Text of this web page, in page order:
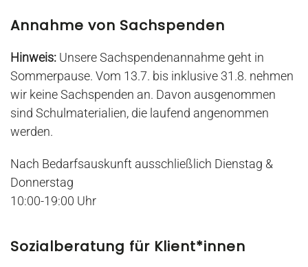
Annahme von Sachspenden
Hinweis: Unsere Sachspendenannahme geht in
Sommerpause. Vom 13.7. bis inklusive 31.8. nehmen
wir keine Sachspenden an. Davon ausgenommen
sind Schulmaterialien, die laufend angenommen
werden.
Nach Bedarfsauskunft ausschließlich Dienstag &
Donnerstag
10:00-19:00 Uhr
Sozialberatung für Klient*innen